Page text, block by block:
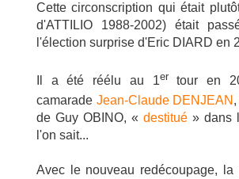
Cette circonscription qui était
d'ATTILIO 1988-2002) était
l'élection surprise d'Eric DIARD en
Il a été réélu au 1er tour en
camarade Jean-Claude DENJEAN
de Guy OBINO, « destitué » dans
l'on sait...
Avec le nouveau redécoupage, la